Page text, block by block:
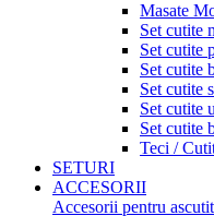
Masate
Set cutite
Set cutite
Set cutite
Set cutite
Set cutite
Set cutite
Teci /
SETURI
ACCESORII
Accesorii pentru ascutit